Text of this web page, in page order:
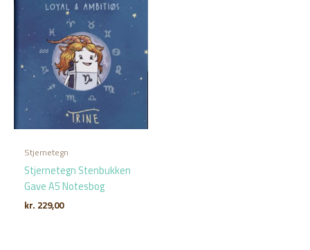
Stjernetegn
Stjernetegn Stenbukken
Gave A5 Notesbog
kr. 229,00